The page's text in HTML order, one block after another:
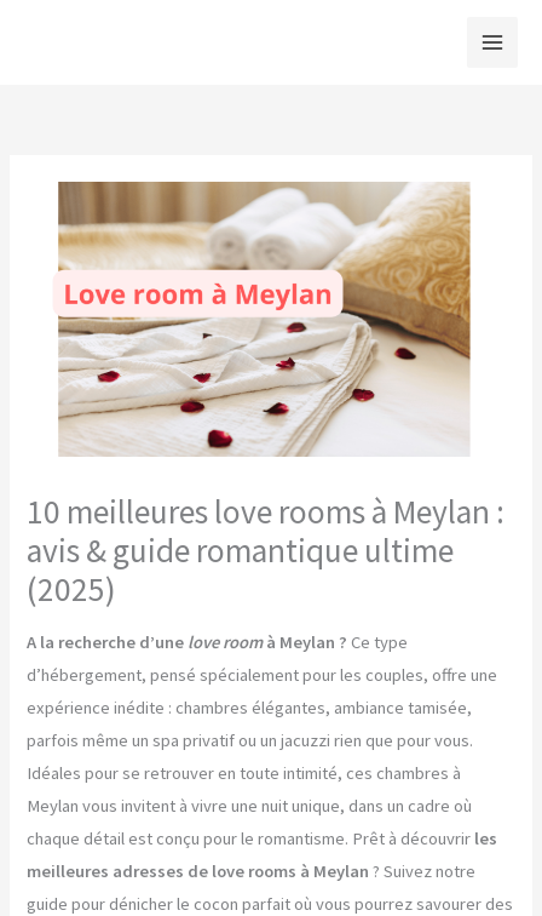
10 meilleures love rooms à Meylan :
avis & guide romantique ultime
(2025)
A la recherche d’une love roomà Meylan ? Ce type
d’hébergement, pensé spécialement pour les couples, offre une
expérience inédite : chambres élégantes, ambiance tamisée,
parfois même un spa privatif ou un jacuzzi rien que pour vous.
Idéales pour se retrouver en toute intimité, ces chambres à
Meylan vous invitent à vivre une nuit unique, dans un cadre où
chaque détail est conçu pour le romantisme. Prêt à découvrir les
meilleures adresses de love rooms à Meylan ? Suivez notre
guide pour dénicher le cocon parfait où vous pourrez savourer des